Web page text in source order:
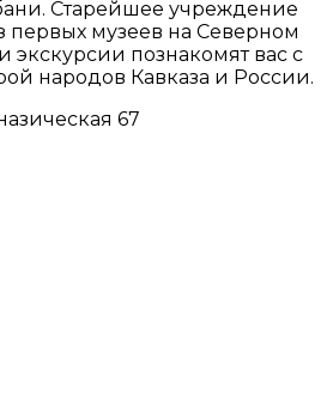
Старейшее учреждение
первых музеев на Северном
экскурсии познакомят вас с
народов Кавказа и России.
67